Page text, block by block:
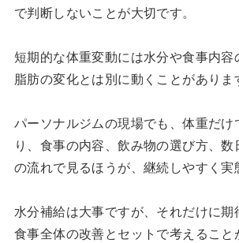
で判断しないことが大切です。
短期的な体重変動には水分や食事内容
脂肪の変化とは別に動くことがありま
パーソナルジムの現場でも、体重だけ
り、食事の内容、飲み物の選び方、
の流れで見るほうが、継続しやすく実
水分補給は大事ですが、それだけに期
食事全体の改善とセットで考えるこ